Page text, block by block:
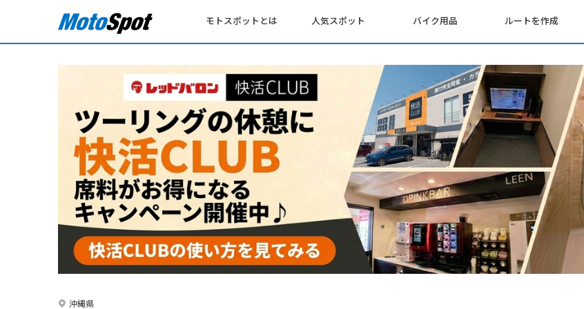
モトスポットとは 人気スポット バイク用品 ルートを作成
沖縄県